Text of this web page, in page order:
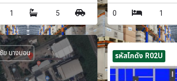
1 5
0
1
ย บางบอน รหัสโกดัง R02U